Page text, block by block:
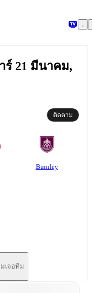
ร์ 21 มีนาคม,
ติดตาม
Burnley
เจอทีม